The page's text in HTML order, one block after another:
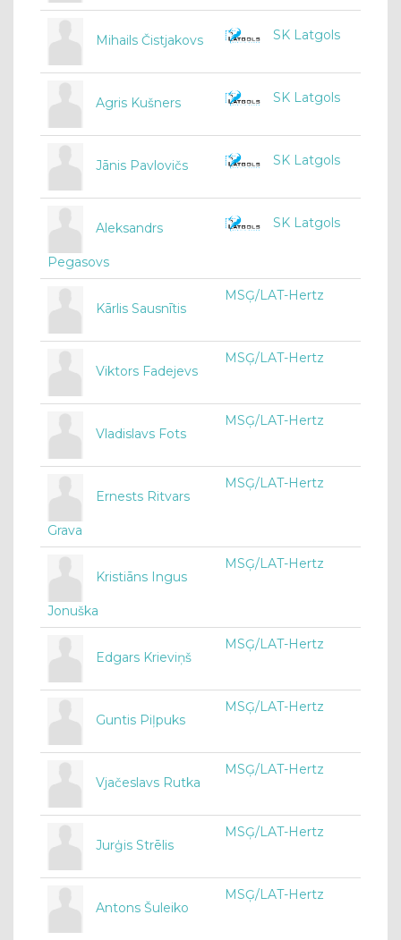
Mihails Čistjakovs SK Latgols
Agris Kušners SK Latgols
Jānis Pavlovičs SK Latgols
Aleksandrs
Pegasovs
SK Latgols
Kārlis Sausnītis
MSĢ/LAT-Hertz
Viktors Fadejevs
MSĢ/LAT-Hertz
Vladislavs Fots
MSĢ/LAT-Hertz
Ernests Ritvars
Grava
MSĢ/LAT-Hertz
Kristiāns Ingus
Jonuška
MSĢ/LAT-Hertz
Edgars Krieviņš
MSĢ/LAT-Hertz
Guntis Piļpuks
MSĢ/LAT-Hertz
Vjačeslavs Rutka
MSĢ/LAT-Hertz
Jurģis Strēlis
MSĢ/LAT-Hertz
Antons Šuleiko
MSĢ/LAT-Hertz